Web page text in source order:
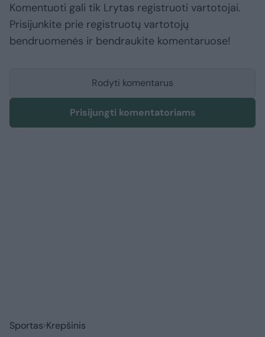
Komentuoti gali tik Lrytas registruoti vartotojai.
Prisijunkite prie registruotų vartotojų
bendruomenės ir bendraukite komentaruose!
Rodyti komentarus
Prisijungti komentatoriams
Sportas Krepšinis